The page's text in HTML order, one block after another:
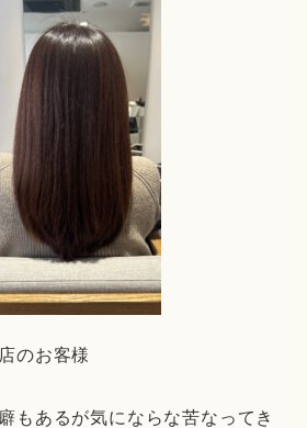
のお客様
もあるが気にならな苦なってき